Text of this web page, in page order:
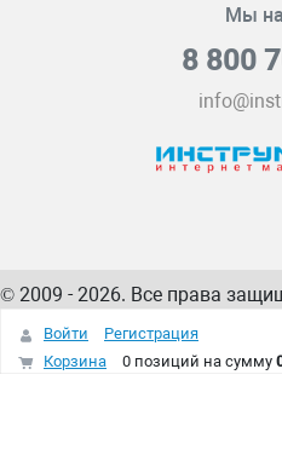
Мы
8 800
© 2009 - 2026. Все права
информация на сайте –
интернет-магазина
Войти
Регистрация
Корзина
0 позиций на сумму